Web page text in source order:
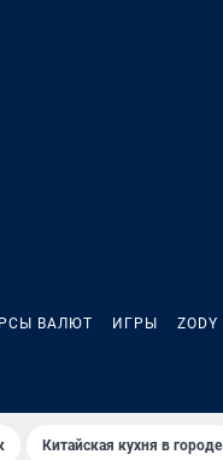
ВАЛЮТ ИГРЫ ZODY
Китайская кухня в городе